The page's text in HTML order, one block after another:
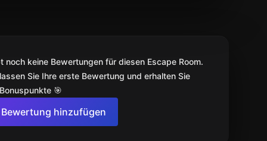
noch keine Bewertungen für diesen Escape Room.
Sie Ihre erste Bewertung und erhalten Sie
🎯
Bewertung hinzufügen